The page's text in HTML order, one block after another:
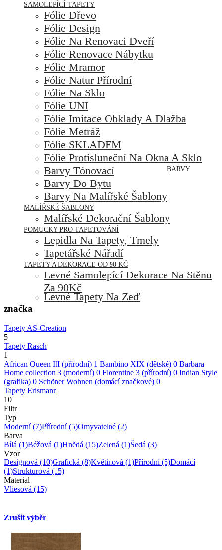
SAMOLEPÍCÍ TAPETY
Fólie Dřevo
Fólie Design
Fólie Na Renovaci Dveří
Fólie Renovace Nábytku
Fólie Mramor
Fólie Natur Přírodní
Fólie Na Sklo
Fólie UNI
Fólie Imitace Obklady A Dlažba
Fólie Metráž
Fólie SKLADEM
Fólie Protisluneční Na Okna A Sklo
BARVY
Barvy Tónovací
Barvy Do Bytu
Barvy Na Malířské Šablony
MALÍŘSKÉ ŠABLONY
Malířské Dekorační Šablony
POMŮCKY PRO TAPETOVÁNÍ
Lepidla Na Tapety, Tmely
Tapetářské Nářadí
TAPETY A DEKORACE OD 90 KČ
Levné Samolepící Dekorace Na Stěnu
Za 90Kč
Levné Tapety Na Zeď
značka
Tapety AS-Creation
5
Tapety Rasch
1
African Queen III (přírodní) 1 Bambino XIX (dětské) 0 Barbara
Home collection 3 (moderní) 0 Florentine 3 (přírodní) 0 Indian Style
(grafika) 0 Schöner Wohnen (domácí značkové) 0
Tapety Erismann
10
Filtr
Typ
Moderní(7)Přírodní(5)Omyvatelné (2)
Barva
Bílá (1)Béžová (1)Hnědá (15)Zelená (1)Šedá (3)
Vzor
Designová (10)Grafická (8)Květinová (1)Přírodní(5)Domácí
(1)Strukturová (15)
Material
Vliesová (15)
Zrušit výběr